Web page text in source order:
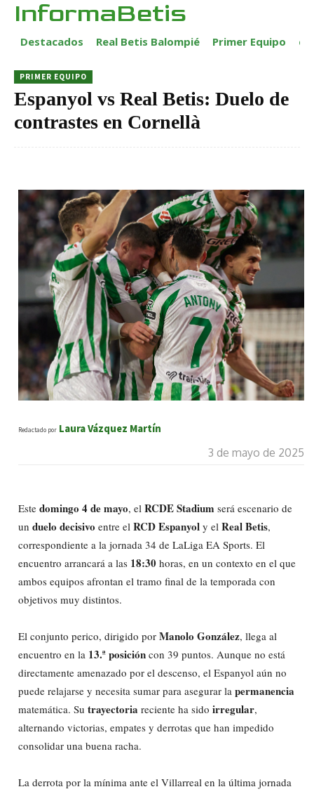
InformaBetis
Destacados Real Betis Balompié Primer Equipo
PRIMER EQUIPO
Espanyol vs Real Betis: Duelo de
contrastes en Cornellà
Redactado por Laura Vázquez Martín
3 de mayo de 2025
Este domingo 4 de mayo, el RCDE Stadium será escenario de
un duelo decisivo entre el RCD Espanyol y el Real Betis,
correspondiente a la jornada 34 de LaLiga EA Sports. El
encuentro arrancará a las 18:30 horas, en un contexto en el que
ambos equipos afrontan el tramo final de la temporada con
objetivos muy distintos.
El conjunto perico, dirigido por Manolo González, llega al
encuentro en la 13.ª posición con 39 puntos. Aunque no está
directamente amenazado por el descenso, el Espanyol aún no
puede relajarse y necesita sumar para asegurar la permanencia
matemática. Su trayectoria reciente ha sido irregular,
alternando victorias, empates y derrotas que han impedido
consolidar una buena racha.
La derrota por la mínima ante el Villarreal en la última jornada